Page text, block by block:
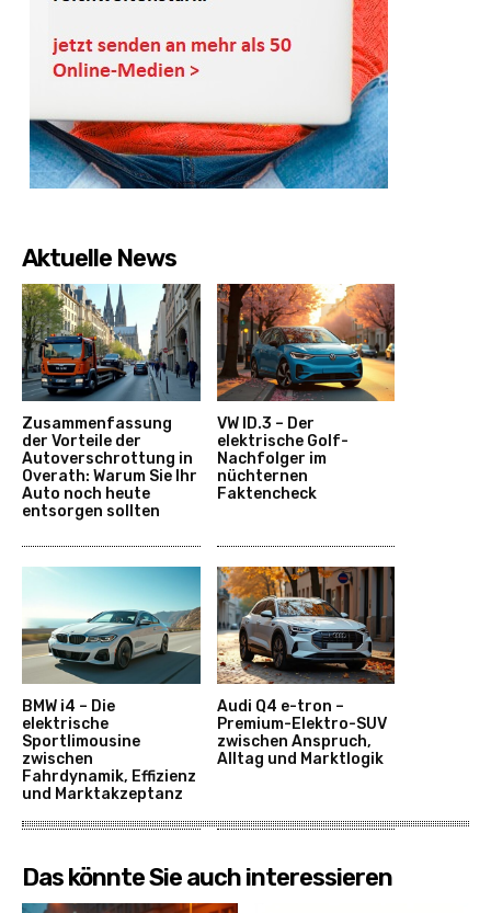
Aktuelle News
Zusammenfassung
der Vorteile der
Autoverschrottung in
Overath: Warum Sie Ihr
Auto noch heute
entsorgen sollten
VW ID.3 – Der
elektrische Golf-
Nachfolger im
nüchternen
Faktencheck
BMW i4 – Die
elektrische
Sportlimousine
zwischen
Fahrdynamik, Effizienz
und Marktakzeptanz
Audi Q4 e-tron –
Premium-Elektro-SUV
zwischen Anspruch,
Alltag und Marktlogik
Das könnte Sie auch interessieren